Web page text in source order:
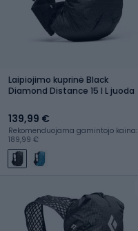
Laipiojimo kuprinė Black
Diamond Distance 15 l L juoda
139,99 €
Rekomenduojama gamintojo kaina:
189,99 €